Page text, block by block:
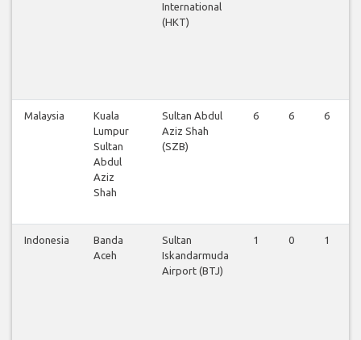
International
(HKT)
Malaysia
Kuala
Lumpur
Sultan
Abdul
Aziz
Shah
Sultan Abdul
Aziz Shah
(SZB)
6 6 6
Indonesia
Banda
Aceh
Sultan
Iskandarmuda
Airport (BTJ)
1 0 1